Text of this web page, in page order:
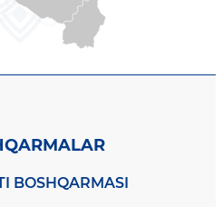
BOSHQARMASI